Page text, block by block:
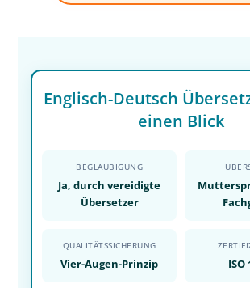
Englisch-Deutsch
einen Blick
BEGLAUBIGUNG
Ja, durch vereidigte
Übersetzer
QUALITÄTSSICHERUNG
Vier-Augen-Prinzip ISO